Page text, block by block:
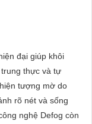
đại giúp khôi
thực và tự
tượng mờ do
rõ nét và sống
nghệ Defog còn